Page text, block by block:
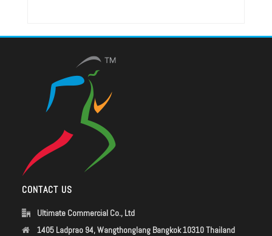
CONTACT US
Ultimate Commercial Co., Ltd
1405 Ladprao 94, Wangthonglang Bangkok 10310 Thailand